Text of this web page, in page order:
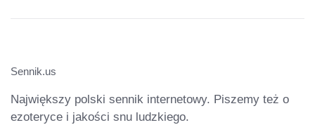
Sennik.us
Największy polski sennik internetowy. Piszemy też o
ezoteryce i jakości snu ludzkiego.